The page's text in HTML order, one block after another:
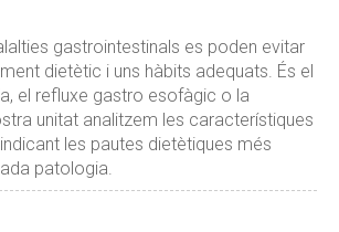
gastrointestinals es poden evitar
dietètic i uns hàbits adequats. És el
el refluxe gastro esofàgic o la
unitat analitzem les característiques
les pautes dietètiques més
patologia.